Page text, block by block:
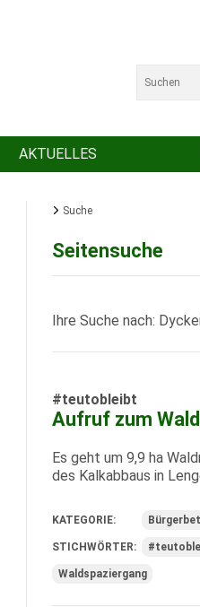
AKTUELLES
Suche
Seitensuche
Ihre Suche nach:
#teutobleibt
Aufruf zum
Es geht um 9,9 ha
des Kalkabbaus in
KATEGORIE:
STICHWÖRTER:
Waldspaziergang